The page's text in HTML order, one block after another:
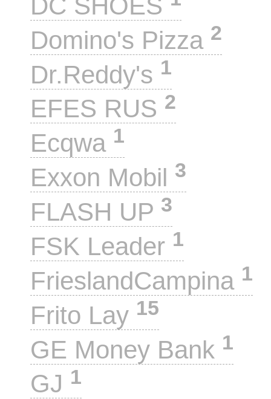
DC SHOES
Domino's Pizza 2
Dr.Reddy's 1
EFES RUS 2
Ecqwa 1
Exxon Mobil 3
FLASH UP 3
FSK Leader 1
FrieslandCampina 1
Frito Lay 15
GE Money Bank 1
GJ 1